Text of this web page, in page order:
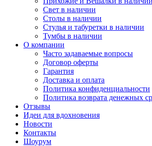
Свет в наличии
Столы в наличии
Стулья и табуретки в наличии
Тумбы в наличии
О компании
Часто задаваемые вопросы
Договор оферты
Гарантия
Доставка и оплата
Политика конфиденциальности
Политика возврата денежных
Отзывы
Идеи для вдохновения
Новости
Контакты
Шоурум